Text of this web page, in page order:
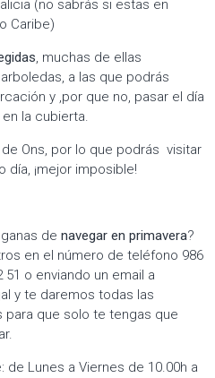
(no sabrás si estas en
Caribe)
, muchas de ellas
a las que podrás
y ,por que no, pasar el día
la cubierta.
Ons, por lo que podrás visitar
día, ¡mejor imposible!
ganas denavegar en primavera?
en el número de teléfono 986
51 o enviando un email a
y te daremos todas las
que solo te tengas que
Lunes a Viernes de 10.00h a